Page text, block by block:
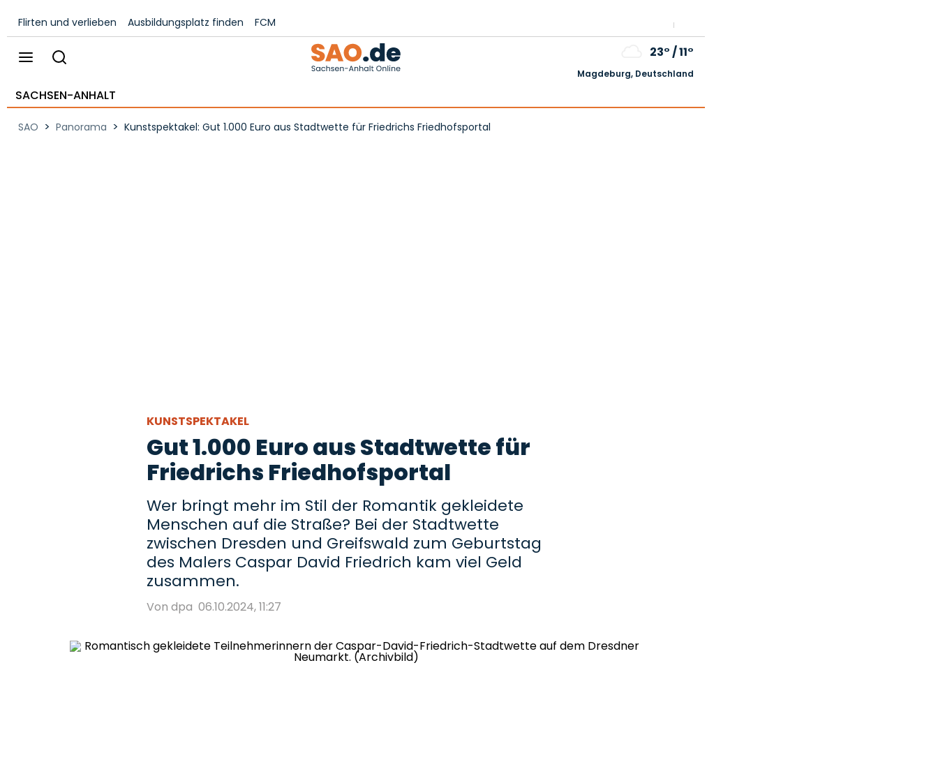
Flirten und verlieben Ausbildungsplatz finden FCM
23°/11°
Magdeburg, Deutschland
SACHSEN-ANHALT
SAO > Panorama > Kunstspektakel: Gut 1.000 Euro aus Stadtwette für Friedrichs Friedhofsportal
KUNSTSPEKTAKEL
Gut 1.000 Euro aus Stadtwette für
Friedrichs Friedhofsportal
Wer bringt mehr im Stil der Romantik gekleidete
Menschen auf die Straße? Bei der Stadtwette
zwischen Dresden und Greifswald zum Geburtstag
des Malers Caspar David Friedrich kam viel Geld
zusammen.
Von dpa 06.10.2024, 11:27